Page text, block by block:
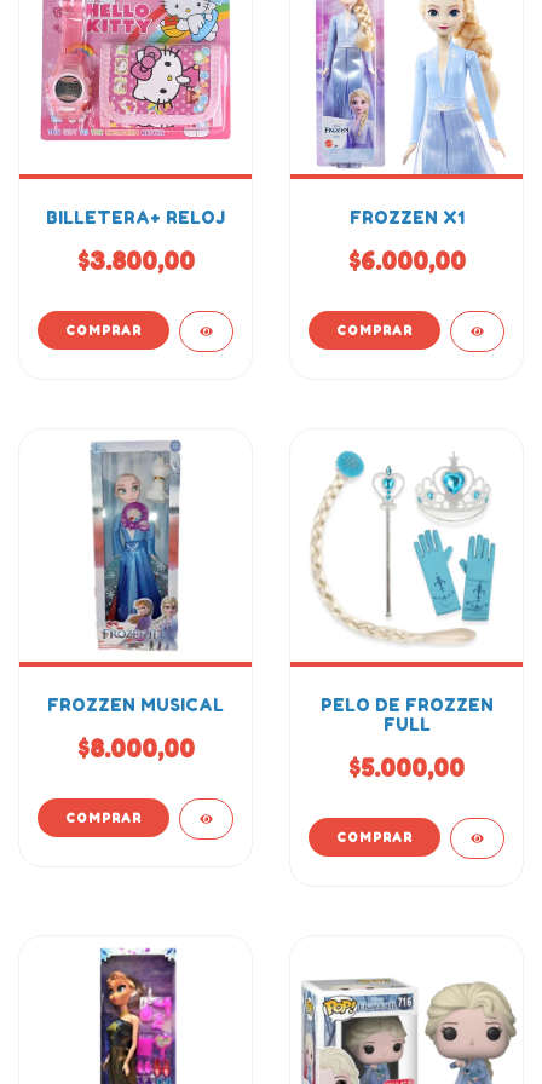
BILLETERA+ RELOJ
$3.800,00
FROZZEN X1
$6.000,00
FROZZEN MUSICAL
$8.000,00
PELO DE FROZZEN
FULL
$5.000,00